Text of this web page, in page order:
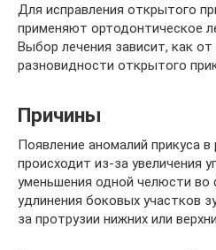
Для исправления открытого
применяют ортодонтическое
Выбор лечения зависит, как
разновидности открытого
Причины
Появление аномалий прикуса в
происходит из-за увеличения
уменьшения одной челюсти во
удлинения боковых участков
за протрузии нижних или